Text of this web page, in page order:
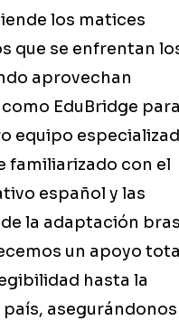
los matices
que se enfrentan
aprovechan
EduBridge para
equipo
familiarizado con el
español y las
la adaptación
un apoyo
hasta la
asegurándonos